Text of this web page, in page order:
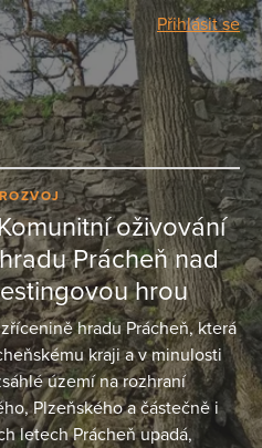
Přihlásit se
oživování
Prácheň nad
hrou
hradu Prácheň, která
kraji a v minulosti
území na rozhraní
Plzeňského a částečně i
letech Prácheň upadá,